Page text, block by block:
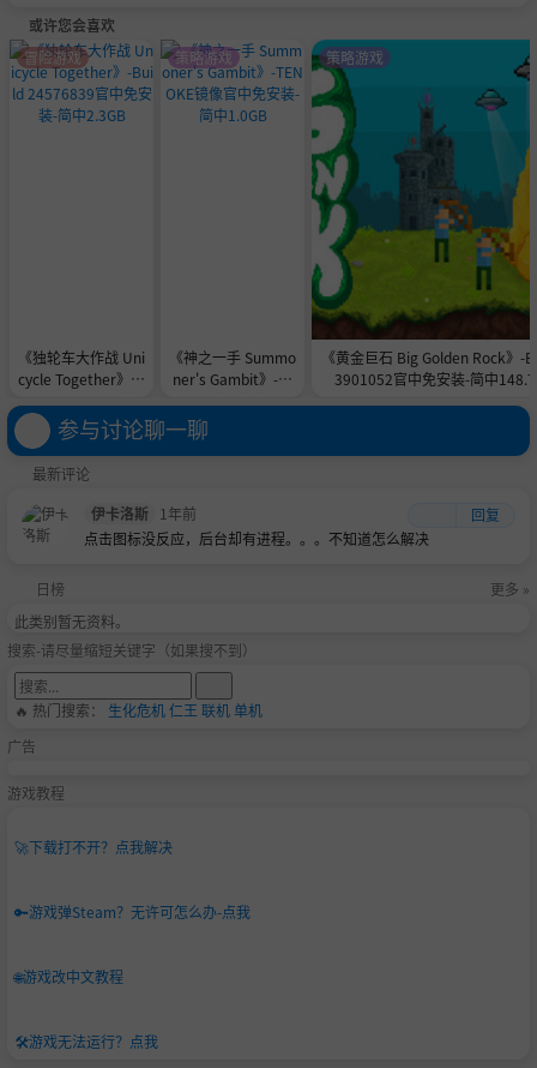
或许您会喜欢
《独轮车大作战 Uni
cycle Together》-B
免安装-简中2.3GB
冒险游戏
《神之一手 Summo
ner's Gambit》-TE
装-简中1.0GB
策略游戏
《黄金巨石 Big Golden Rock》-
3901052官中免安装-简中
策略游戏
参与讨论聊一聊
最新评论
伊卡洛斯
1年前
回复
点击图标没反应，后台却有进程。。。不知道怎么解决
日榜
更多 »
此类别暂无资料。
搜索-请尽量缩短关键字（如果搜不到）
🔥 热门搜索： 生化危机仁王 联机单机
广告
游戏教程
🚀下载打不开？点我解决
🔑游戏弹Steam？无许可怎么办-点我
🌐游戏改中文教程
🛠️游戏无法运行？点我